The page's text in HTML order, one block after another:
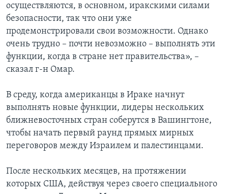
осуществляются, в основном, иракскими силами
безопасности, так что они уже
продемонстрировали свои возможности. Однако
очень трудно – почти невозможно – выполнять эти
функции, когда в стране нет правительства», –
сказал г-н Омар.
В среду, когда американцы в Ираке начнут
выполнять новые функции, лидеры нескольких
ближневосточных стран соберутся в Вашингтоне,
чтобы начать первый раунд прямых мирных
переговоров между Израилем и палестинцами.
После нескольких месяцев, на протяжении
которых США, действуя через своего специального